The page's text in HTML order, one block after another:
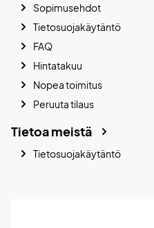
Sopimusehdot
Tietosuojakäytäntö
FAQ
Hintatakuu
Nopea toimitus
Peruuta tilaus
Tietoa meistä
Tietosuojakäytäntö